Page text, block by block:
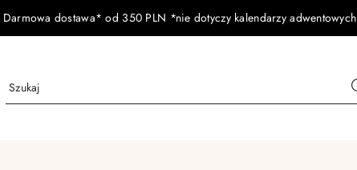
Darmowa dostawa* od 350 PLN *nie dotyczy kalendarzy adwentowych